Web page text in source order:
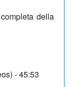
della
- 45:53